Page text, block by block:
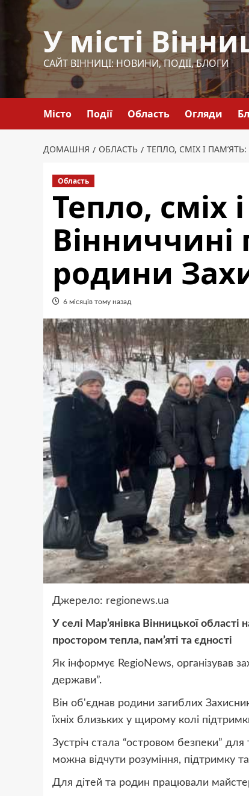
Перейти
У місті
САЙТ ВІННИЦІ: НОВИНИ, ПОДІЇ, БЛОГИ
Місто Події Область Огляди
ДОМАШНЯ ОБЛАСТЬ ТЕПЛО, СМІХ І
Область
Тепло, сміх
родини
6 місяців тому назад
Джерело: regionews.ua
У селі Мар’янівка Вінницької
простором тепла, пам’яті та єдності
Як інформує RegioNews, організував
держави”.
Він об'єднав родини загиблих
їхніх близьких у щирому колі
Зустріч стала “островом безпеки”
можна відчути розуміння, підтримку
Для дітей та родин працювали